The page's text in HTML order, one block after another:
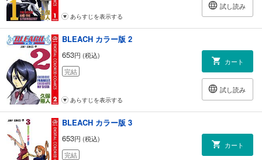
試し読み
あらすじを表示する
BLEACH カラー版 2
653円 (税込)
完結
カート
試し読み
あらすじを表示する
BLEACH カラー版 3
653円 (税込)
完結
カート